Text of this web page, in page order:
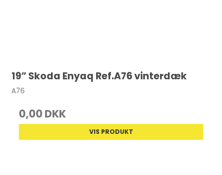
19” Skoda Enyaq Ref.A76 vinterdæk
A76
0,00 DKK
VIS PRODUKT